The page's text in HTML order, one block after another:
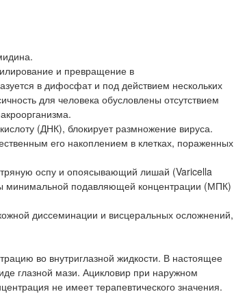
и превращение в
в дифосфат и под действием нескольких
для человека обусловлены отсутствием
(ДНК), блокирует размножение вируса.
его накоплением в клетках, пораженных
оспу и опоясывающий лишай (Varicella
минимальной подавляющей концентрации (МПК)
диссеминации и висцеральных осложнений,
во внутриглазной жидкости. В настоящее
глазной мази. Ацикловир при наружном
не имеет терапевтического значения.